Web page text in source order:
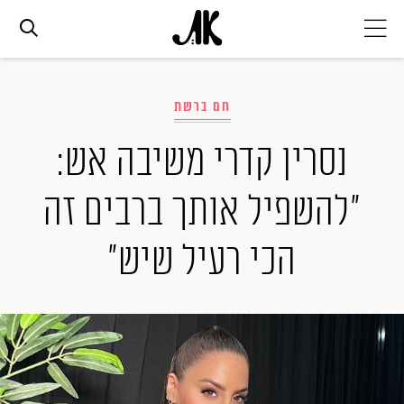
אופנה
ביוטי
סלבס
ערוצים נוספים
המגזין
חם ברשת
נסרין קדרי משיבה אש:
"להשפיל אותך ברבים זה
הכי רעיל שיש"